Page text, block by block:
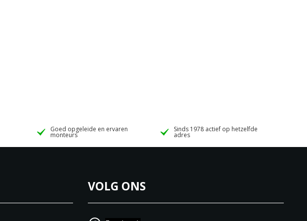
Goed opgeleide en ervaren
monteurs
Sinds 1978 actief op hetzelfde
adres
VOLG ONS